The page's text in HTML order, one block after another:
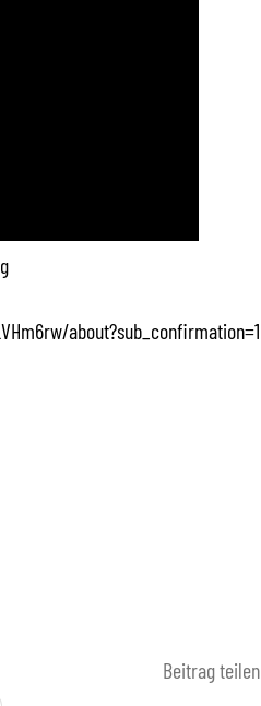
about?sub_confirmation=1
Beitrag teilen